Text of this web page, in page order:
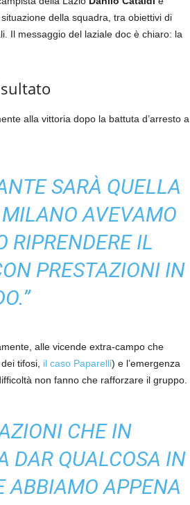
della squadra, tra obiettivi di
Il messaggio del laziale doc è chiaro: la
alla vittoria dopo la battuta d’arresto a
SARÀ QUELLA
AVEVAMO
RIPRENDERE IL
PRESTAZIONI IN
alle vicende extra-campo che
tifosi, il caso Paparelli) e l’emergenza
non fanno che rafforzare il gruppo.
CHE IN
DAR QUALCOSA IN
ABBIAMO APPENA